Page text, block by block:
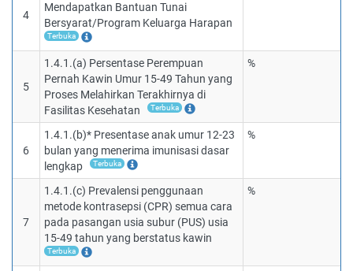
4
Mendapatkan Bantuan Tunai
Bersyarat/Program Keluarga Harapan
Terbuka
5
1.4.1.(a) Persentase Perempuan
Pernah Kawin Umur 15-49 Tahun yang
Proses Melahirkan Terakhirnya di
Fasilitas Kesehatan
Terbuka
%
6
1.4.1.(b)* Presentase anak umur 12-23
bulan yang menerima imunisasi dasar
lengkap
Terbuka
%
7
1.4.1.(c) Prevalensi penggunaan
metode kontrasepsi (CPR) semua cara
pada pasangan usia subur (PUS) usia
15-49 tahun yang berstatus kawin
Terbuka
%